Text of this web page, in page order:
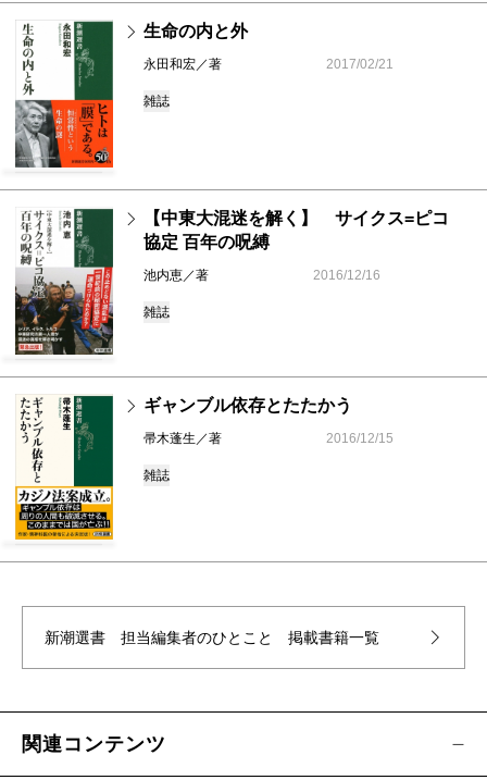
生命の内と外
永田和宏／著 2017/02/21
雑誌
【中東大混迷を解く】 サイクス=ピコ
協定 百年の呪縛
池内恵／著 2016/12/16
雑誌
ギャンブル依存とたたかう
帚木蓬生／著 2016/12/15
雑誌
新潮選書 担当編集者のひとこと 掲載書籍一覧
関連コンテンツ